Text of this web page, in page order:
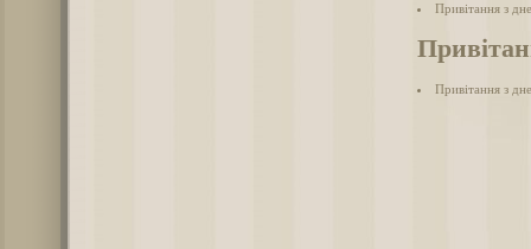
Привітання з
Привітання з